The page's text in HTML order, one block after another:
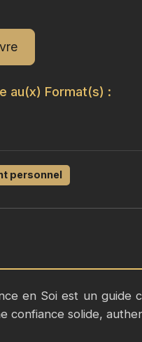
au(x) Format(s) :
personnel
en Soi est un
confiance solide,